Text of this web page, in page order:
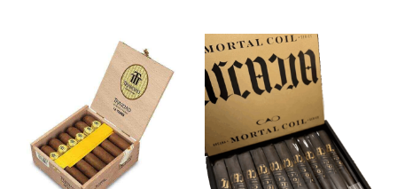
HUMIDOR SAMPLER